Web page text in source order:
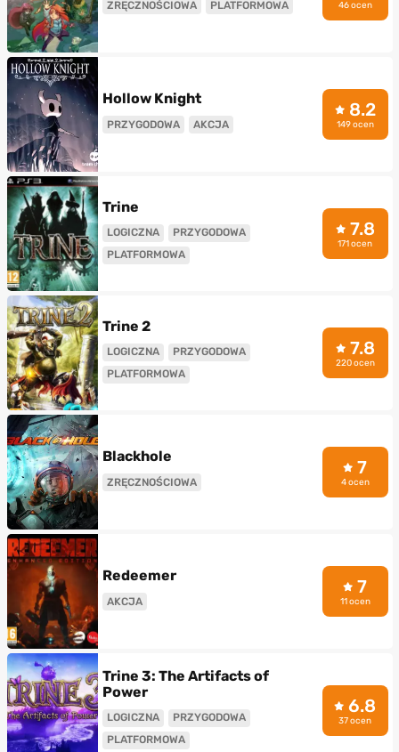
ZRĘCZNOŚCIOWA PLATFORMOWA 46 ocen
Hollow Knight
PRZYGODOWA AKCJA
8.2
149 ocen
Trine
LOGICZNA
PRZYGODOWA
PLATFORMOWA
7.8
171 ocen
Trine 2
LOGICZNA
PRZYGODOWA
PLATFORMOWA
7.8
220 ocen
Blackhole
ZRĘCZNOŚCIOWA
7
4 ocen
Redeemer
AKCJA
7
11 ocen
Trine 3: The Artifacts of
Power
LOGICZNA
PRZYGODOWA
PLATFORMOWA
6.8
37 ocen